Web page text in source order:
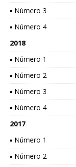
▪ Número 3
▪ Número 4
2018
▪ Número 1
▪ Número 2
▪ Número 3
▪ Número 4
2017
▪ Número 1
▪ Número 2